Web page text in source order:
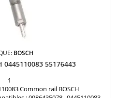
BOSCH
0445110083 55176443
1
Common rail BOSCH